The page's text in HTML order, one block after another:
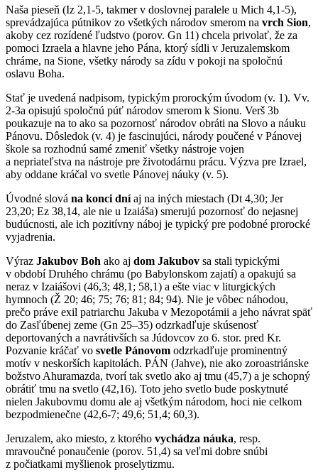
Naša pieseň (Iz 2,1-5, takmer v doslovnej paralele u Mich 4,1-5),
sprevádzajúca pútnikov zo všetkých národov smerom na vrch Sion,
akoby cez rozídené ľudstvo (porov. Gn 11) chcela privolať, že za
pomoci Izraela a hlavne jeho Pána, ktorý sídli v Jeruzalemskom
chráme, na Sione, všetky národy sa zídu v pokoji na spoločnú
oslavu Boha.
Stať je uvedená nadpisom, typickým prorockým úvodom (v. 1). Vv.
2-3a opisujú spoločnú púť národov smerom k Sionu. Verš 3b
poukazuje na to ako sa pozornosť národov obráti na Slovo a náuku
Pánovu. Dôsledok (v. 4) je fascinujúci, národy poučené v Pánovej
škole sa rozhodnú samé zmeniť všetky nástroje vojen
a nepriateľstva na nástroje pre životodárnu prácu. Výzva pre Izrael,
aby oddane kráčal vo svetle Pánovej náuky (v. 5).
Úvodné slová na konci dníaj na iných miestach (Dt 4,30; Jer
23,20; Ez 38,14, ale nie u Izaiáša) smerujú pozornosť do nejasnej
budúcnosti, ale ich pozitívny náboj je typický pre podobné prorocké
vyjadrenia.
Výraz Jakubov Boh ako aj dom Jakubov sa stali typickými
v období Druhého chrámu (po Babylonskom zajatí) a opakujú sa
neraz v Izaiášovi (46,3; 48,1; 58,1) a ešte viac v liturgických
hymnoch (Ž 20; 46; 75; 76; 81; 84; 94). Nie je vôbec náhodou,
prečo práve exil patriarchu Jakuba v Mezopotámii a jeho návrat späť
do Zasľúbenej zeme (Gn 25–35) odzrkadľuje skúsenosť
deportovaných a navrátivších sa Júdovcov zo 6. stor. pred Kr.
Pozvanie kráčať vo svetle Pánovom odzrkadľuje prominentný
motív v neskorších kapitolách. PÁN (Jahve), nie ako zoroastriánske
božstvo Ahuramazda, tvorí tak svetlo ako aj tmu (45,7) a je schopný
obrátiť tmu na svetlo (42,16). Toto jeho svetlo bude poskytnuté
nielen Jakubovmu domu ale aj všetkým národom, hoci nie celkom
bezpodmienečne (42,6-7; 49,6; 51,4; 60,3).
Jeruzalem, ako miesto, z ktorého vychádza náuka, resp.
mravoučné ponaučenie (porov. 51,4) sa veľmi dobre snúbi
z počiatkami myšlienok proselytizmu.